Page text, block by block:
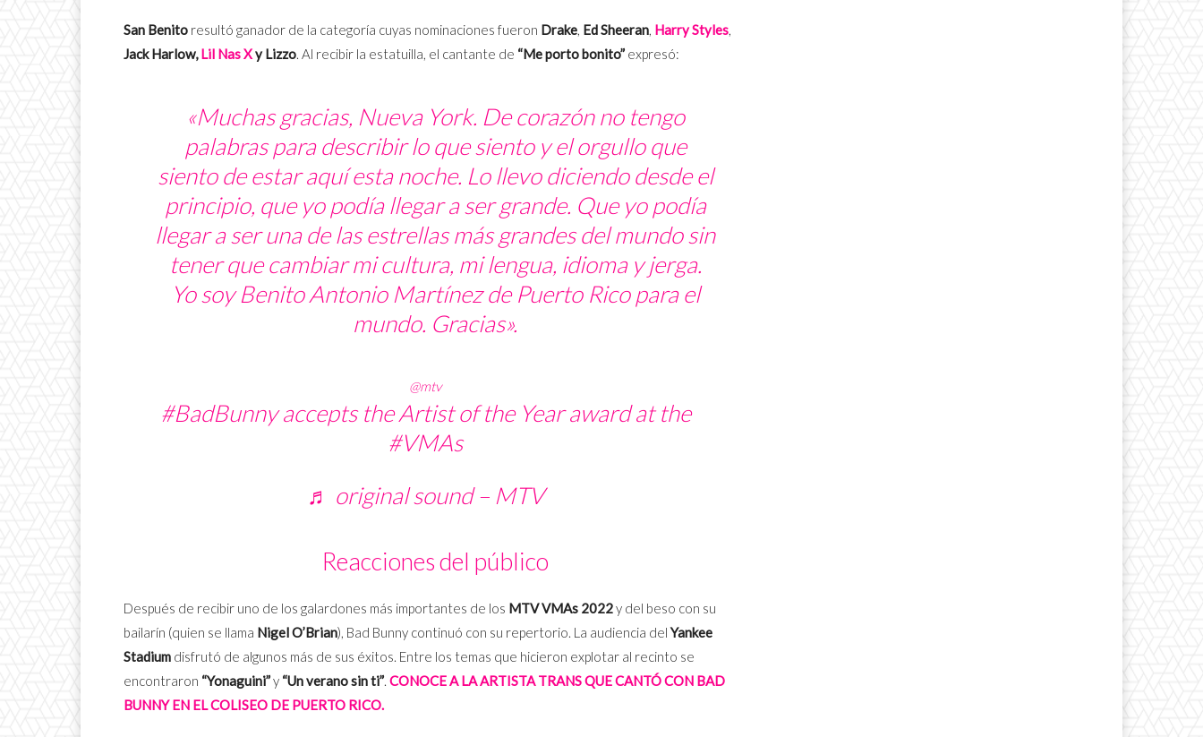
San Benito resultó ganador de la categoría cuyas nominaciones fueron Drake, Ed Sheeran, Harry Styles,
Jack Harlow,Lil Nas Xy Lizzo. Al recibir la estatuilla, el cantante de “Me porto bonito” expresó:
«Muchas gracias, Nueva York. De corazón no tengo
palabras para describir lo que siento y el orgullo que
siento de estar aquí esta noche. Lo llevo diciendo desde el
principio, que yo podía llegar a ser grande. Que yo podía
llegar a ser una de las estrellas más grandes del mundo sin
tener que cambiar mi cultura, mi lengua, idioma y jerga.
Yo soy Benito Antonio Martínez de Puerto Rico para el
mundo. Gracias».
@mtv
#BadBunnyaccepts the Artist of the Year award at the
#VMAs
♬ original sound – MTV
Reacciones del público
Después de recibir uno de los galardones más importantes de los MTV VMAs 2022y del beso con su
bailarín (quien se llama Nigel O’Brian), Bad Bunny continuó con su repertorio. La audiencia delYankee
Stadium disfrutó de algunos más de sus éxitos. Entre los temas que hicieron explotar al recinto se
encontraron “Yonaguini”y “Un verano sin ti”. CONOCE A LA ARTISTA TRANS QUE CANTÓ CON BAD
BUNNY EN EL COLISEO DE PUERTO RICO.